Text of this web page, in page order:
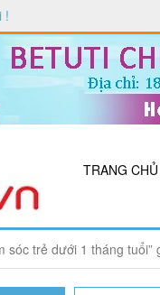
!
TRANG CHỦ
sóc trẻ dưới 1 tháng